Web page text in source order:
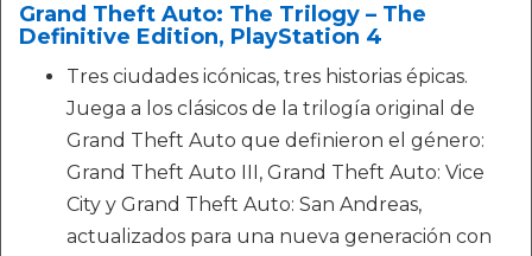
Grand Theft Auto: The Trilogy – The
Definitive Edition, PlayStation 4
Tres ciudades icónicas, tres historias épicas.
Juega a los clásicos de la trilogía original de
Grand Theft Auto que definieron el género:
Grand Theft Auto III, Grand Theft Auto: Vice
City y Grand Theft Auto: San Andreas,
actualizados para una nueva generación con